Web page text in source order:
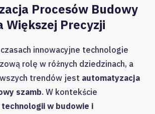
Procesów Budowy
Większej Precyzji
innowacyjne technologie
rolę w różnych dziedzinach, a
trendów jest automatyzacja
szamb. W kontekście
w budowie i